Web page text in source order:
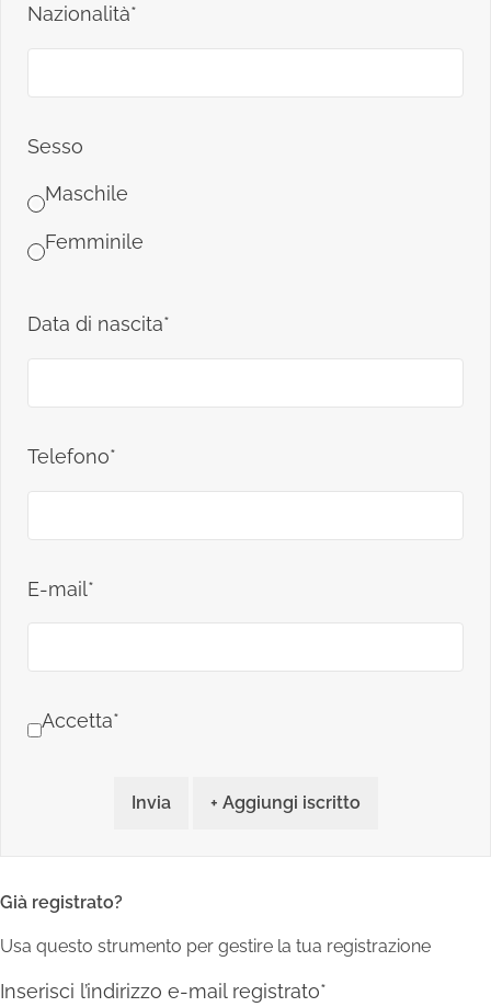
Nazionalità*
Sesso
Maschile
Femminile
Data di nascita*
Telefono*
E-mail*
Accetta*
Invia + Aggiungi iscritto
Già registrato?
Usa questo strumento per gestire la tua registrazione
Inserisci l’indirizzo e-mail registrato*